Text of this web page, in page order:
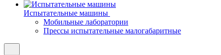
Испытательные машины
Мобильные лаборатории
Прессы испытательные малогабаритные